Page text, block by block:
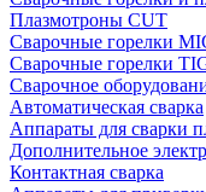
Плазмотроны CUT
Сварочные горелки
Сварочные горелки
Сварочное
Автоматическая сварка
Аппараты для сварки
Дополнительное
Контактная сварка